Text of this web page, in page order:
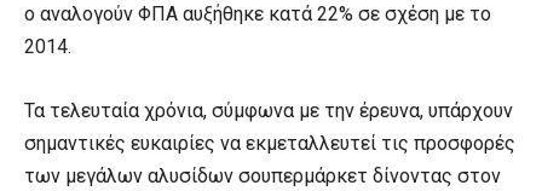
ο αναλογούν ΦΠΑ αυξήθηκε κατά 22% σε σχέση με το
2014.
Τα τελευταία χρόνια, σύμφωνα με την έρευνα, υπάρχουν
σημαντικές ευκαιρίες να εκμεταλλευτεί τις προσφορές
των μεγάλων αλυσίδων σουπερμάρκετ δίνοντας στον